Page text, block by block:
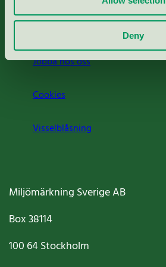
Deny
Jobba hos oss
Cookies
Visselblåsning
Miljömärkning Sverige AB
Box38114
100 64Stockholm